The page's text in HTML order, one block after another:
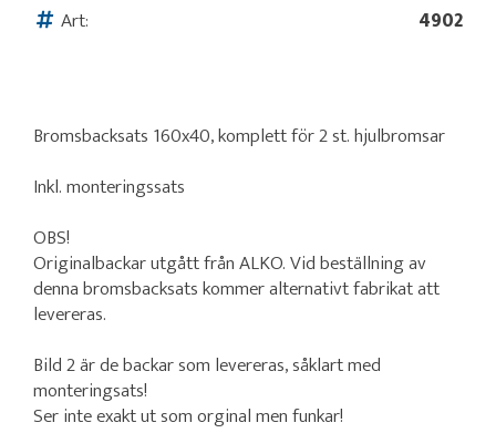
Art: 4902
Bromsbacksats 160x40, komplett för 2 st. hjulbromsar
Inkl. monteringssats
OBS!
Originalbackar utgått från ALKO. Vid beställning av
denna bromsbacksats kommer alternativt fabrikat att
levereras.
Bild 2 är de backar som levereras, såklart med
monteringsats!
Ser inte exakt ut som orginal men funkar!